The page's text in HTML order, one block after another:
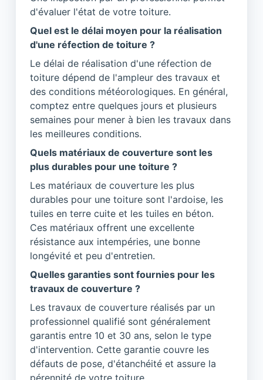
d'évaluer l'état de votre toiture.
Quel est le délai moyen pour la réalisation
d'une réfection de toiture ?
Le délai de réalisation d'une réfection de
toiture dépend de l'ampleur des travaux et
des conditions météorologiques. En général,
comptez entre quelques jours et plusieurs
semaines pour mener à bien les travaux dans
les meilleures conditions.
Quels matériaux de couverture sont les
plus durables pour une toiture ?
Les matériaux de couverture les plus
durables pour une toiture sont l'ardoise, les
tuiles en terre cuite et les tuiles en béton.
Ces matériaux offrent une excellente
résistance aux intempéries, une bonne
longévité et peu d'entretien.
Quelles garanties sont fournies pour les
travaux de couverture ?
Les travaux de couverture réalisés par un
professionnel qualifié sont généralement
garantis entre 10 et 30 ans, selon le type
d'intervention. Cette garantie couvre les
défauts de pose, d'étanchéité et assure la
pérennité de votre toiture.